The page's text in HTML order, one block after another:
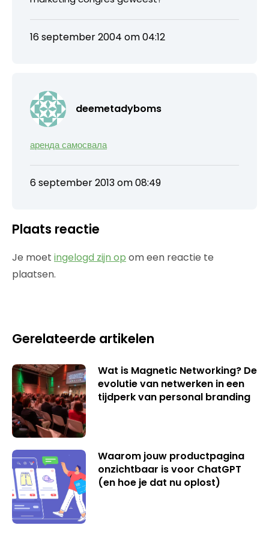
16 september 2004 om 04:12
deemetadyboms
аренда самосвала
6 september 2013 om 08:49
Plaats reactie
Je moet ingelogd zijn op om een reactie te
plaatsen.
Gerelateerde artikelen
Wat is Magnetic Networking? De
evolutie van netwerken in een
tijdperk van personal branding
Waarom jouw productpagina
onzichtbaar is voor ChatGPT
(en hoe je dat nu oplost)